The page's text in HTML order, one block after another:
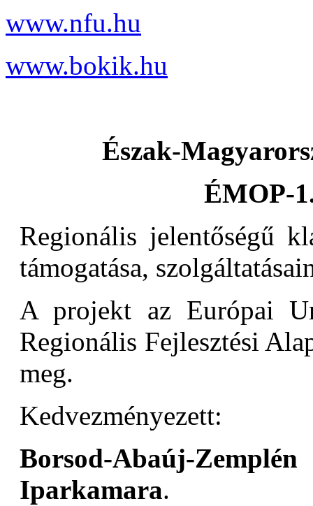
www.nfu.hu
www.bokik.hu
Észak-
ÉMOP-
Regionális jelentőségű
támogatása,
A projekt az Európai
Regionális Fejlesztési
meg.
Kedvezményezett:
Borsod-Abaúj-
Iparkamara.